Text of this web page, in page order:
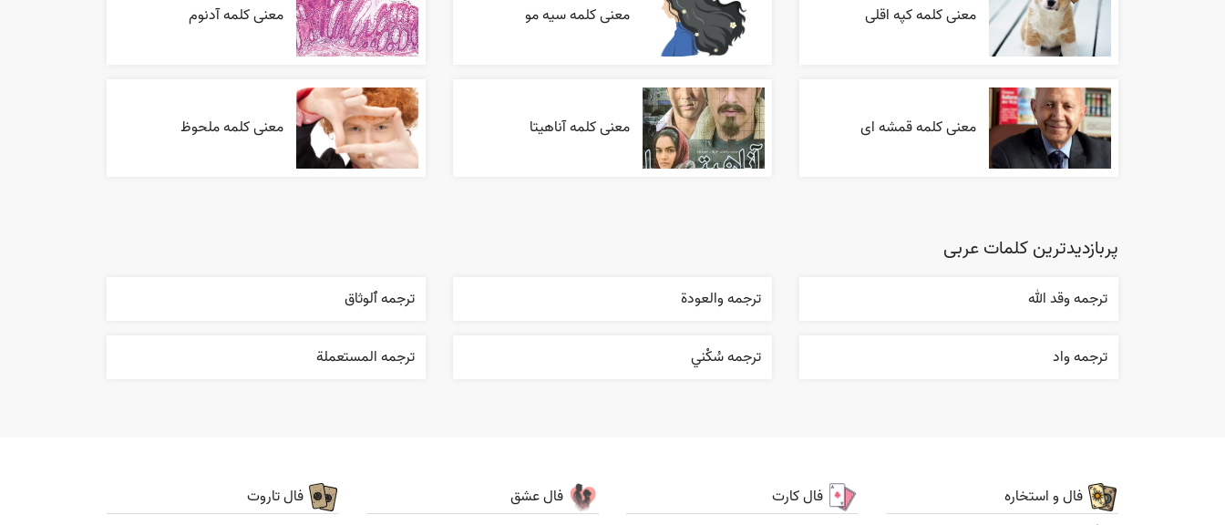
معنی کلمه کپه اقلی معنی کلمه سیه مو معنی کلمه آدنوم
معنی کلمه قمشه ای معنی کلمه آناهیتا معنی کلمه ملحوظ
پربازدیدترین کلمات عربی
ترجمه وقد الله ترجمه والعودة ترجمه ٱلوثاق
ترجمه واد ترجمه سُکْني ترجمه المستعملة
فال و استخاره فال کارت فال عشق فال تاروت